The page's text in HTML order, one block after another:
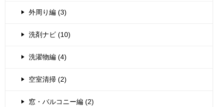
外周り編 (3)
洗剤ナビ (10)
洗濯物編 (4)
空室清掃 (2)
窓・バルコニー編 (2)